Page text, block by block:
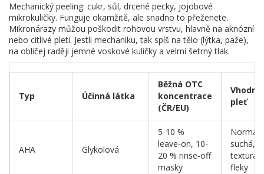
Mechanický peeling: cukr, sůl, drcené pecky, jojobové
mikrokuličky. Funguje okamžitě, ale snadno to přeženete.
Mikronárazy můžou poškodit rohovou vrstvu, hlavně na aknózní
nebo citlivé pleti. Jestli mechaniku, tak spíš na tělo (lýtka, paže),
na obličej raději jemné voskové kuličky a velmi šetrný tlak.
Typ Účinná látka
Běžná OTC
koncentrace
(ČR/EU)
Vhodná
pleť
AHA Glykolová
5-10 %
leave‑on, 10-
20 % rinse‑off
masky
suchá,
textura,
fleky